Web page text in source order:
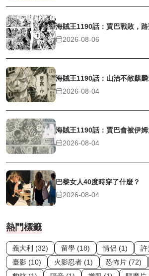
海賊王1190話：賈巴戰敗，
2026-08-06
海賊王1190話：山治不敵麒
2026-08-04
海賊王1190話：賈巴會被伊
2026-08-04
巴黎女人40度時穿了什麼？
2026-08-04
熱門標籤
義大利 (32) 留學 (18) 情侶 (1)
許
臺影 (10)
火影忍者 (1) 恐怖片 (72)